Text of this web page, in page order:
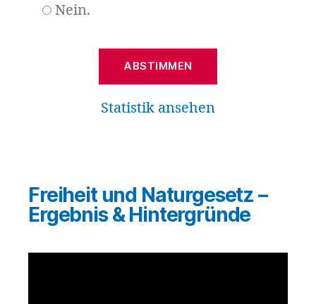
Nein.
Statistik ansehen
Freiheit und Naturgesetz –
Ergebnis & Hintergründe